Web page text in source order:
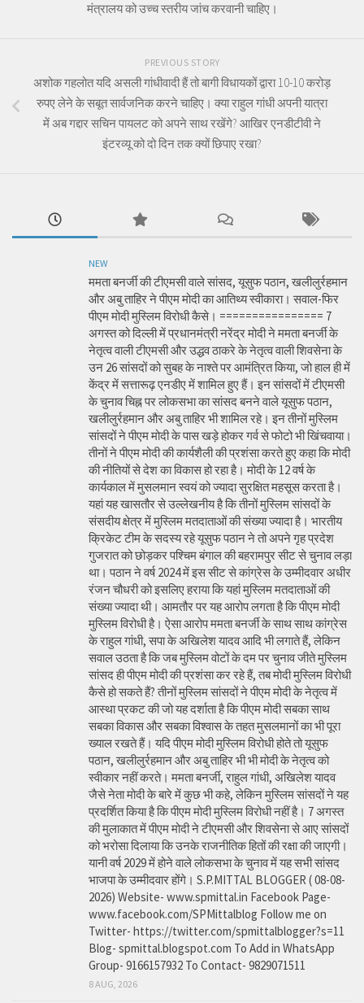
मंत्रालय को उच्च स्तरीय जांच करवानी चाहिए।
PREVIOUS STORY
अशोक गहलोत यदि असली गांधीवादी हैं तो बागी विधायकों द्वारा 10-10 करोड़
रुपए लेने के सबूत सार्वजनिक करने चाहिए। क्या राहुल गांधी अपनी यात्रा
में अब गद्दार सचिन पायलट को अपने साथ रखेंगे? आखिर एनडीटीवी ने
इंटरव्यू को दो दिन तक क्यों छिपाए रखा?
NEW
ममता बनर्जी की टीएमसी वाले सांसद, यूसुफ पठान, खलीलुर्रहमान
और अबु ताहिर ने पीएम मोदी का आतिथ्य स्वीकारा। सवाल-फिर
पीएम मोदी मुस्लिम विरोधी कैसे। ================ 7
अगस्त को दिल्ली में प्रधानमंत्री नरेंद्र मोदी ने ममता बनर्जी के
नेतृत्व वाली टीएमसी और उद्धव ठाकरे के नेतृत्व वाली शिवसेना के
उन 26 सांसदों को सुबह के नाश्ते पर आमंत्रित किया, जो हाल ही में
केंद्र में सत्तारूढ़ एनडीए में शामिल हुए हैं। इन सांसदों में टीएमसी
के चुनाव चिह्न पर लोकसभा का सांसद बनने वाले यूसुफ पठान,
खलीलुर्रहमान और अबु ताहिर भी शामिल रहे। इन तीनों मुस्लिम
सांसदों ने पीएम मोदी के पास खड़े होकर गर्व से फोटो भी खिंचवाया।
तीनों ने पीएम मोदी की कार्यशैली की प्रशंसा करते हुए कहा कि मोदी
की नीतियों से देश का विकास हो रहा है। मोदी के 12 वर्ष के
कार्यकाल में मुसलमान स्वयं को ज्यादा सुरक्षित महसूस करता है।
यहां यह खासतौर से उल्लेखनीय है कि तीनों मुस्लिम सांसदों के
संसदीय क्षेत्र में मुस्लिम मतदाताओं की संख्या ज्यादा है। भारतीय
क्रिकेट टीम के सदस्य रहे यूसुफ पठान ने तो अपने गृह प्रदेश
गुजरात को छोड़कर पश्चिम बंगाल की बहरामपुर सीट से चुनाव लड़ा
था। पठान ने वर्ष 2024 में इस सीट से कांग्रेस के उम्मीदवार अधीर
रंजन चौधरी को इसलिए हराया कि यहां मुस्लिम मतदाताओं की
संख्या ज्यादा थी। आमतौर पर यह आरोप लगता है कि पीएम मोदी
मुस्लिम विरोधी है। ऐसा आरोप ममता बनर्जी के साथ साथ कांग्रेस
के राहुल गांधी, सपा के अखिलेश यादव आदि भी लगाते हैं, लेकिन
सवाल उठता है कि जब मुस्लिम वोटों के दम पर चुनाव जीते मुस्लिम
सांसद ही पीएम मोदी की प्रशंसा कर रहे हैं, तब मोदी मुस्लिम विरोधी
कैसे हो सकते हैं? तीनों मुस्लिम सांसदों ने पीएम मोदी के नेतृत्व में
आस्था प्रकट की जो यह दर्शाता है कि पीएम मोदी सबका साथ
सबका विकास और सबका विश्वास के तहत मुसलमानों का भी पूरा
ख्याल रखते हैं। यदि पीएम मोदी मुस्लिम विरोधी होते तो यूसुफ
पठान, खलीलुर्रहमान और अबु ताहिर भी भी मोदी के नेतृत्व को
स्वीकार नहीं करते। ममता बनर्जी, राहुल गांधी, अखिलेश यादव
जैसे नेता मोदी के बारे में कुछ भी कहे, लेकिन मुस्लिम सांसदों ने यह
प्रदर्शित किया है कि पीएम मोदी मुस्लिम विरोधी नहीं है। 7 अगस्त
की मुलाकात में पीएम मोदी ने टीएमसी और शिवसेना से आए सांसदों
को भरोसा दिलाया कि उनके राजनीतिक हितों की रक्षा की जाएगी।
यानी वर्ष 2029 में होने वाले लोकसभा के चुनाव में यह सभी सांसद
भाजपा के उम्मीदवार होंगे। S.P.MITTAL BLOGGER ( 08-08-
2026) Website- www.spmittal.in Facebook Page-
www.facebook.com/SPMittalblog Follow me on
Twitter- https://twitter.com/spmittalblogger?s=11
Blog- spmittal.blogspot.com To Add in WhatsApp
Group- 9166157932 To Contact- 9829071511
8 AUG, 2026